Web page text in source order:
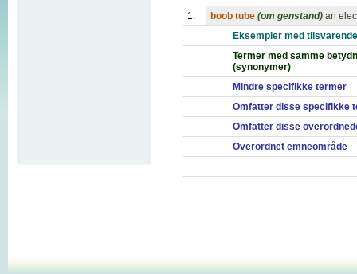
1. boob tube (om genstand) an
Eksempler med
Termer med samme
(synonymer)
Mindre specifikke termer
Omfatter disse specifikke
Omfatter disse
Overordnet emneområde